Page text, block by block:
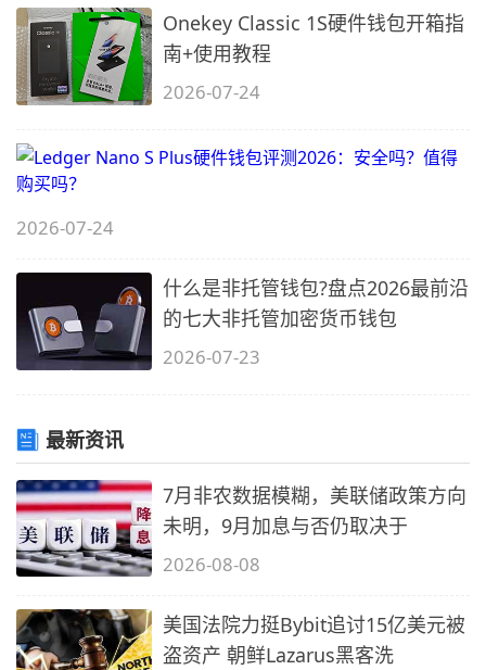
Onekey Classic 1S硬件钱包开箱指
南+使用教程
2026-07-24
2026-07-24
什么是非托管钱包?盘点2026最前沿
的七大非托管加密货币钱包
2026-07-23
最新资讯
7月非农数据模糊，美联储政策方向
未明，9月加息与否仍取决于
2026-08-08
美国法院力挺Bybit追讨15亿美元被
盗资产 朝鲜Lazarus黑客洗